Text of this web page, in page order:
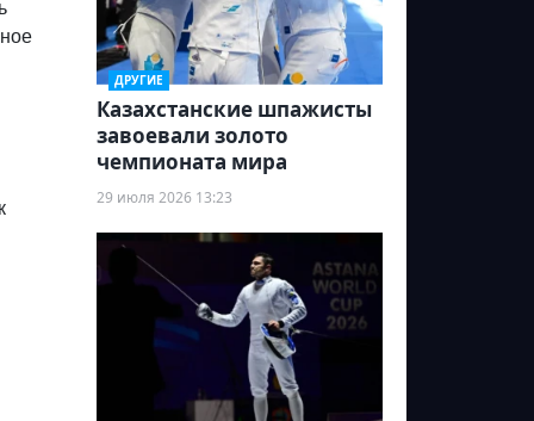
ДРУГИЕ
Казахстанские шпажисты
завоевали золото
чемпионата мира
29 июля 2026 13:23